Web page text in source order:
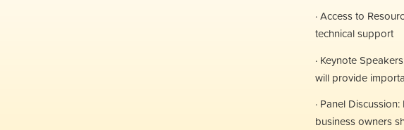
· Access to
technical support
· Keynote
will provide
· Panel
business owners